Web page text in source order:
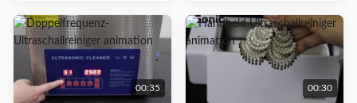
00:35 00:30